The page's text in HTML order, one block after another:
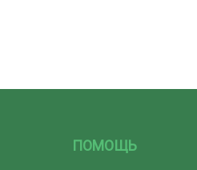
ПОМОЩЬ